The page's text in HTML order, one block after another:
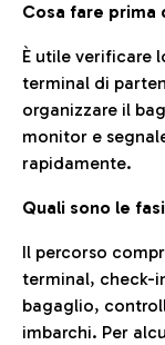
Cosa fare prima
È utile verificare
terminal di
organizzare il
monitor e
rapidamente.
Quali sono le
Il percorso
terminal, check-
bagaglio,
imbarchi. Per